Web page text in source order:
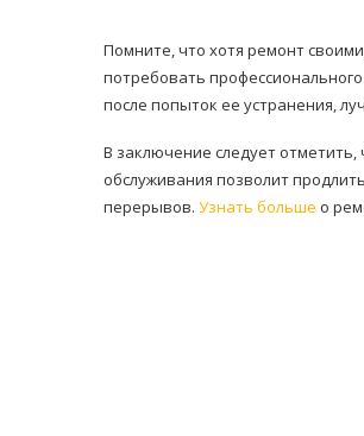
Помните, что хотя ремонт
потребовать
после попыток ее устранения,
В заключение следует
обслуживания позволит
перерывов. Узнать больше о